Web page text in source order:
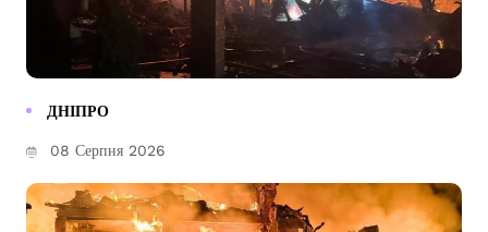
ДНІПРО
08 Серпня 2026